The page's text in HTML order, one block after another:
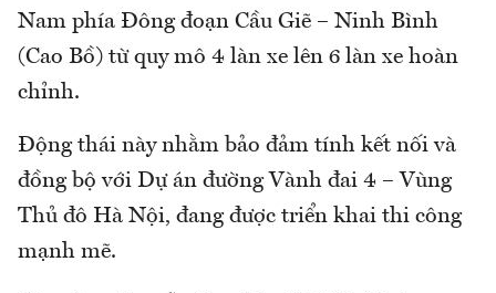
Nam phía Đông đoạn Cầu Giẽ – Ninh Bình
(Cao Bồ) từ quy mô 4 làn xe lên 6 làn xe hoàn
chỉnh.
Động thái này nhằm bảo đảm tính kết nối và
đồng bộ với Dự án đường Vành đai 4 – Vùng
Thủ đô Hà Nội, đang được triển khai thi công
mạnh mẽ.